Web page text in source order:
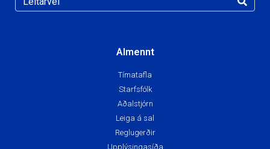
Almennt
Tímatafla
Starfsfólk
Aðalstjórn
Leiga á sal
Reglugerðir
Upplýsingasíða